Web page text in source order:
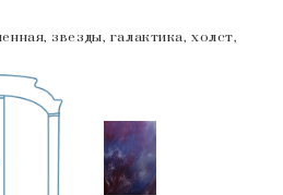
звезды, галактика, холст,